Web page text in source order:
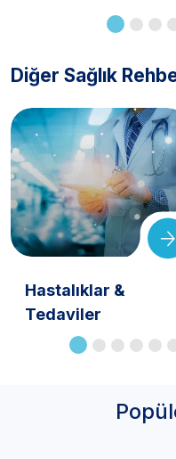
Diğer Sağlık
Hastalıklar &
Tedaviler